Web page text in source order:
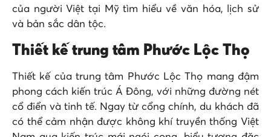
của người Việt tại Mỹ tìm hiểu về văn hóa, lịch sử
và bản sắc dân tộc.
Thiết kế trung tâm Phước Lộc Thọ
Thiết kế của trung tâm Phước Lộc Thọ mang đậm
phong cách kiến trúc Á Đông, với những đường nét
cổ điển và tinh tế. Ngay từ cổng chính, du khách đã
có thể cảm nhận được không khí truyền thống Việt